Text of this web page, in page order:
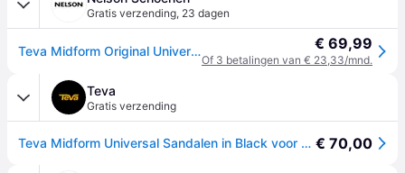
Gratis verzending, 23 dagen
Teva Midform Original Universal sandalen - Zwart - 38 € 69,99
Of 3 betalingen van € 23,33/mnd.
Teva
Gratis verzending
Teva Midform Universal Sandalen in Black voor Dames, Maat 37 € 70,00